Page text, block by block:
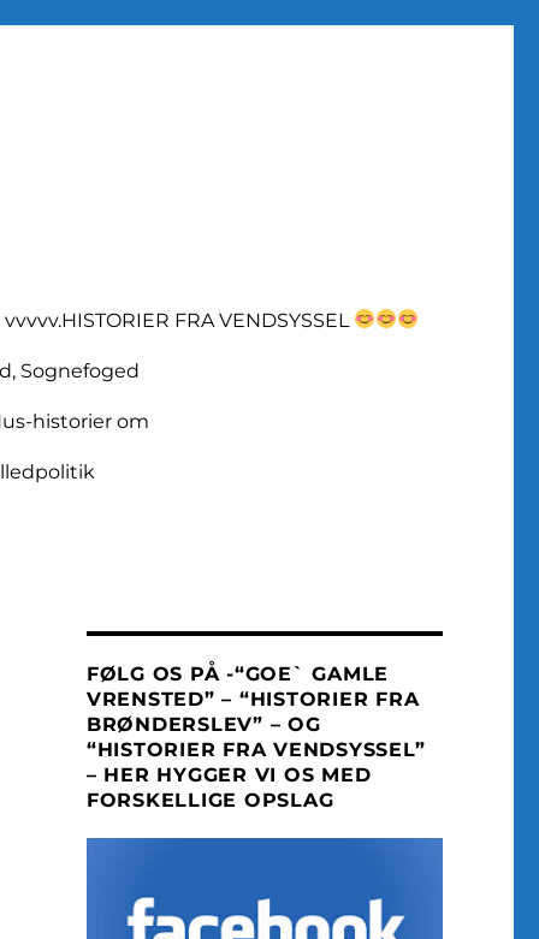
vvvvv.HISTORIER FRA VENDSYSSEL
Sognefoged
historier om
FØLG OS PÅ -“GOE` GAMLE
VRENSTED” – “HISTORIER FRA
BRØNDERSLEV” – OG
“HISTORIER FRA VENDSYSSEL”
– HER HYGGER VI OS MED
FORSKELLIGE OPSLAG